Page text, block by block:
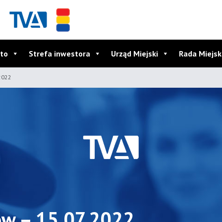
Strefa inwestora Urząd Miejski Rada